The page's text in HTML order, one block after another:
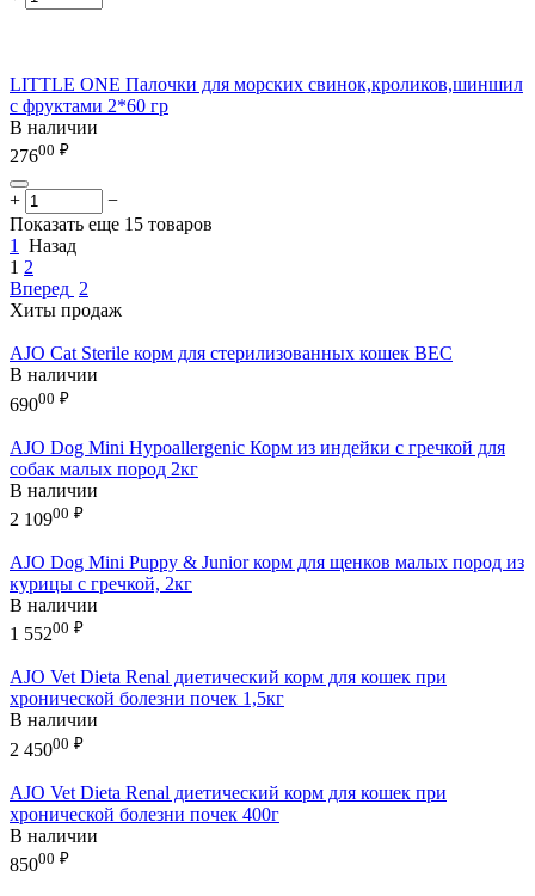
LITTLE ONE Палочки для морских свинок,кроликов,шиншил
с фруктами 2*60 гр
В наличии
27600 ₽
+
−
Показать еще 15 товаров
1 Назад
1 2
Вперед 2
Хиты продаж
AJO Cat Sterile корм для стерилизованных кошек ВЕС
В наличии
69000 ₽
AJO Dog Mini Hypoallergenic Корм из индейки с гречкой для
собак малых пород 2кг
В наличии
2 10900 ₽
AJO Dog Mini Puppy & Junior корм для щенков малых пород из
курицы с гречкой, 2кг
В наличии
1 55200 ₽
AJO Vet Dieta Renal диетический корм для кошек при
хронической болезни почек 1,5кг
В наличии
2 45000 ₽
AJO Vet Dieta Renal диетический корм для кошек при
хронической болезни почек 400г
В наличии
85000 ₽